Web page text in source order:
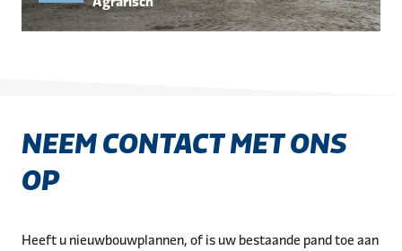
NEEM CONTACT MET ONS
OP
Heeft u nieuwbouwplannen, of is uw bestaande pand toe aan